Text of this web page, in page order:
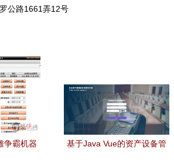
公路1661弄12号
争霸机器
基于Java Vue的资产设备管